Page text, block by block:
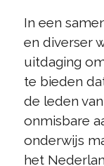
In een
en diverser
uitdaging
te bieden
de leden
onmisbare
onderwijs
het